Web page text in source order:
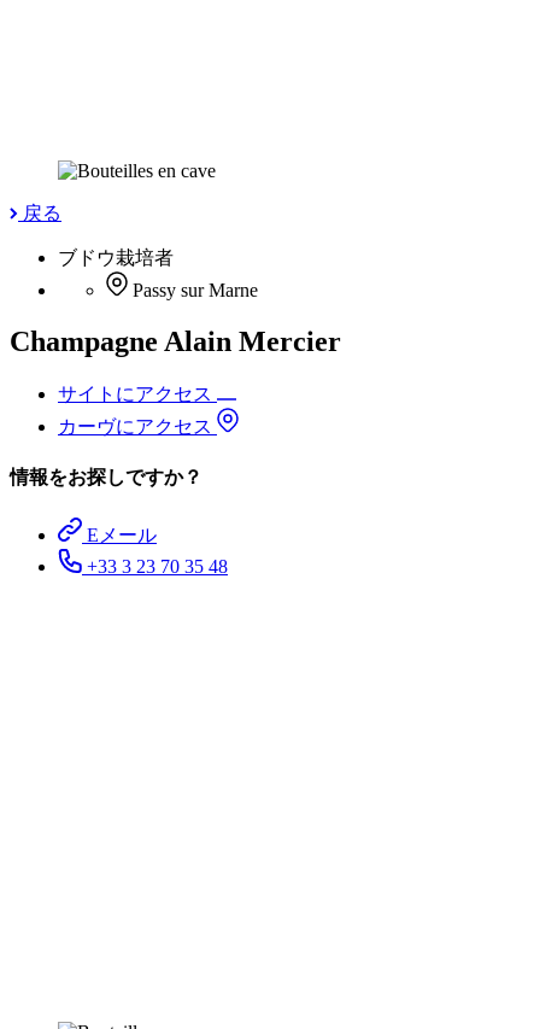
戻る
ブドウ栽培者
Passy sur Marne
Champagne Alain Mercier
サイトにアクセス
カーヴにアクセス
情報をお探しですか？
Eメール
+33 3 23 70 35 48